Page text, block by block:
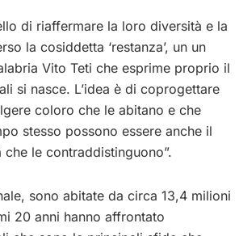
di riaffermare la loro diversità e la
la cosiddetta ‘restanza’, un un
Vito Teti che esprime proprio il
si nasce. L’idea è di coprogettare
coloro che le abitano e che
stesso possono essere anche il
le contraddistinguono”.
sono abitate da circa 13,4 milioni
20 anni hanno affrontato